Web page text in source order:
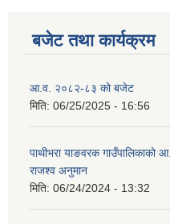
बजेट तथा कार्यक्रम
आ.व. २०८२-८३ को बजेट
मिति: 06/25/2025 - 16:56
पाथीभरा याङवरक
राजश्व अनुमान
मिति: 06/24/2024 - 13:32